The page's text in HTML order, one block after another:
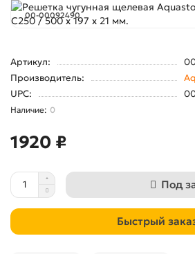
00-00092490
Артикул:
Производитель:
UPC:
0
1920 ₽
Под
Быстрый